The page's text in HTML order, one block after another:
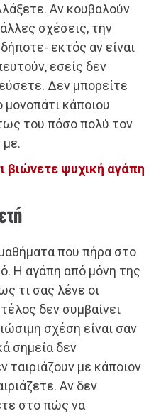
Αν κουβαλούν
σχέσεις, την
εκτός αν είναι
εσείς δεν
Δεν μπορείτε
κάποιου
του πόσο πολύ τον
με.
βιώνετε ψυχική αγάπη
που πήρα στο
Η αγάπη από μόνη της
τι σας λένε οι
δεν συμβαίνει
σχέση είναι σαν
σημεία δεν
ταιριάζουν με κάποιον
Αν δεν
στο πώς να